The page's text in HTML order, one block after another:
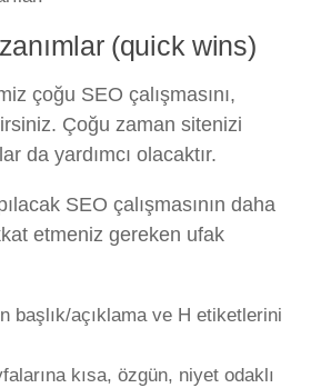
(quick wins)
çoğu SEO çalışmasını,
Çoğu zaman sitenizi
da yardımcı olacaktır.
SEO çalışmasının daha
etmeniz gereken ufak
başlık/açıklama ve H etiketlerini
kısa, özgün, niyet odaklı